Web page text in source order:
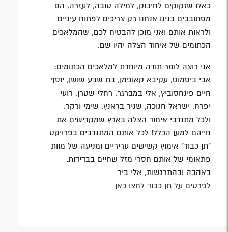
כאלו שזקוקים לחיבוק, למילה טובה, לעזרה, הם
מסתובבים בנינו אנחנו רק צריכים לפתוח עיניים
ולראות אותם ואני מוכן להבטיח לכם, שהמלאכים
הכתומים של איחוד הצלה יהיו שם.
אני רוצה לומר תודה מיוחדת למלאכים הכתומים:
אבי ביסמוט, עקיבא קאופמן, בת שבע שושן, יוסף
חיים פינחסוביץ, אלי במברגר, רחלי שטרן, רועי
יפרח, ישראל חנוכה, שניר בראנץ, שימי ורקר.
ולכל מתנדבי איחוד הצלה בארץ שמקדישים את
חייהם למען הכלל! לכל אותם המתנדבים בפרויקט
"תן כבוד" אימוץ קשישים עריריים ומניעה של מוות
פתאומי של אותם חסרי מזל שחיים בבדידות.
באהבה ובהתרגשות, אלי ביר
לפרטים על תן כבוד לחצו כאן